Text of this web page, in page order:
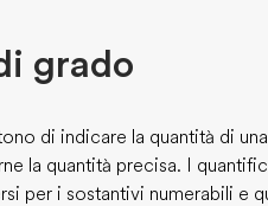
grado
di indicare la quantità di
la quantità precisa. I
per i sostantivi numerabili e